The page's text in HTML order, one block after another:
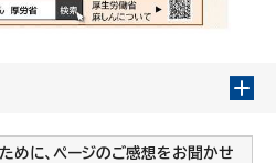
めに、ページのご感想をお聞かせ